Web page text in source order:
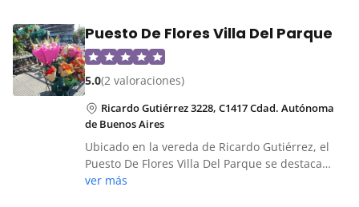
Puesto De Flores Villa Del Parque
5.0(2 valoraciones)
Ricardo Gutiérrez 3228, C1417 Cdad. Autónoma
de Buenos Aires
Ubicado en la vereda de Ricardo Gutiérrez, el
Puesto De Flores Villa Del Parque se destaca…
ver más